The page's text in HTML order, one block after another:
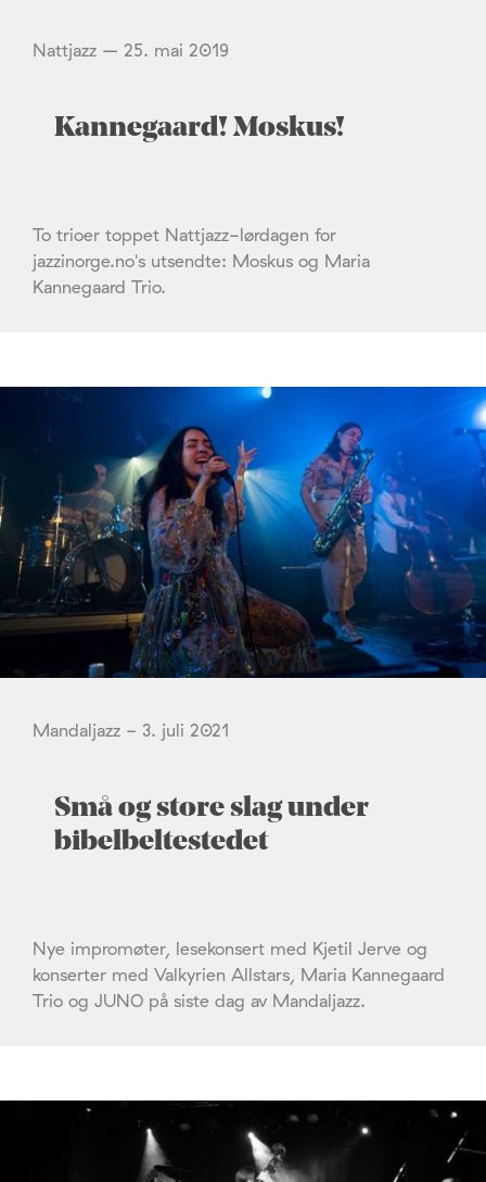
Nattjazz – 25. mai 2019
Kannegaard! Moskus!
To trioer toppet Nattjazz-lørdagen for
jazzinorge.no's utsendte: Moskus og Maria
Kannegaard Trio.
Mandaljazz - 3. juli 2021
Små og store slag under
bibelbeltestedet
Nye impromøter, lesekonsert med Kjetil Jerve og
konserter med Valkyrien Allstars, Maria Kannegaard
Trio og JUNO på siste dag av Mandaljazz.